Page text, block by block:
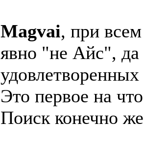
Magvai, при
явно "не Айс",
удовлетворенных
Это первое на
Поиск конечно